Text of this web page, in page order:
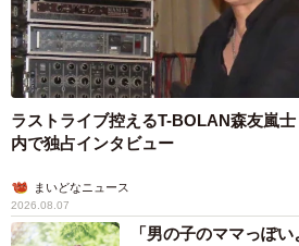
ラストライブ控えるT-BOLAN森友嵐
内で独占インタビュー
まいどなニュース
2026.08.07
「男の子のママっぽ